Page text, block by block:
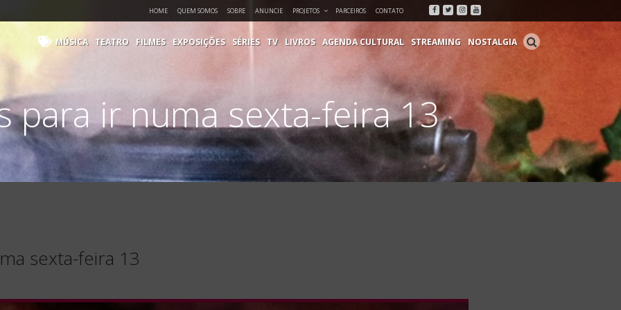
HOME QUEM SOMOS SOBRE ANUNCIE PROJETOS PARCEIROS CONTATO Facebook
Twitter
Instagram
Youtube
MÚSICA TEATRO FILMES EXPOSIÇÕES SÉRIES TV LIVROS AGENDA CULTURAL STREAMING NOSTALGIA
para ir numa sexta-feira 13
sexta-feira 13